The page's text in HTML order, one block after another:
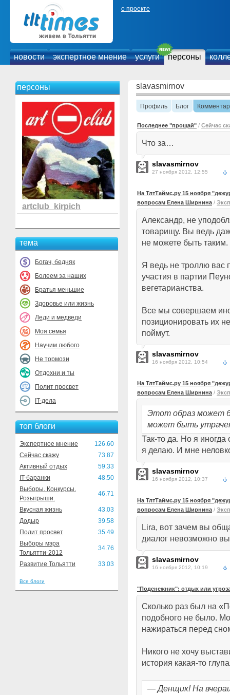
о проекте
новости экспертное мнение услуги персоны
персоны
artclub_kirpich
тема
Богач, бедняк
Болеем за наших
Братья меньшие
Здоровье или жизнь
Леди и медведи
Моя семья
Научим любого
Не тормози
Отдохни и ты
Полит просвет
IT-дела
топ блоги
Экспертное мнение
126.60
Сейчас скажу
73.87
Активный отдых
59.33
IT-баранки
48.50
Выборы. Конкурсы.
Розыгрыши.
46.71
Вкусная жизнь
43.03
Додыр
39.58
Полит просвет
35.49
Выборы мэра
Тольятти-2012
34.76
Развитие Тольятти 33.03
Все блоги
slavasmirnov
Профиль Блог
Последнее "прощай" / Сейчас
Что за…
slavasmirnov
27 ноября 2012, 12:55
На ТлтТаймс.ру 15 ноября
вопросам Елена Ширнина /
Александр, не
товарищу. Вы ведь
не можете быть таким.
Я ведь не троллю вас
участия в партии
вегетарианства.
Все мы совершаем
позиционировать их
поймут.
slavasmirnov
16 ноября 2012, 10:54
На ТлтТаймс.ру 15 ноября
вопросам Елена Ширнина /
Этот образ может
может быть
Так-то да. Но я
я делаю. И мне
slavasmirnov
16 ноября 2012, 10:37
На ТлтТаймс.ру 15 ноября
вопросам Елена Ширнина /
Lira, вот зачем вы
диалог невозможно
slavasmirnov
16 ноября 2012, 10:19
"Подснежник": отдых или
Сколько раз был на
подобного не было.
нажираться перед
Никого не хочу
история какая-то
— Денщик! На